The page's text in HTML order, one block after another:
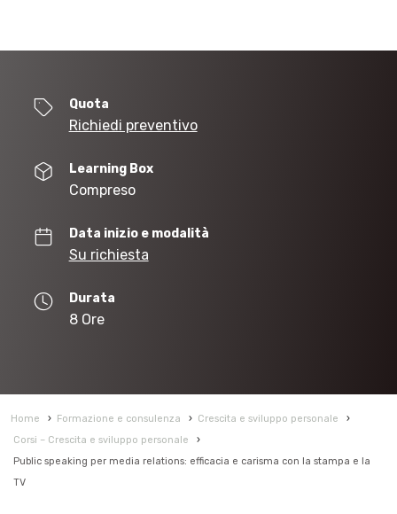
Quota
Richiedi preventivo
Learning Box
Compreso
Data inizio e modalità
Su richiesta
Durata
8 Ore
Home › Formazione e consulenza › Crescita e sviluppo personale
›
Corsi – Crescita e sviluppo personale
›
Public speaking per media relations: efficacia e carisma con la stampa e la
TV